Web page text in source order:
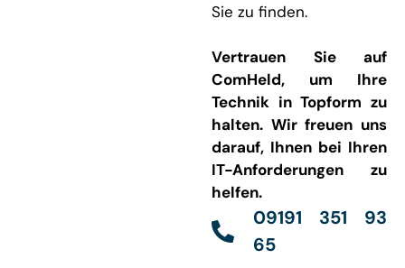
Sie zu finden.
Vertrauen Sie auf
ComHeld, um Ihre
Technik in Topform zu
halten. Wir freuen uns
darauf, Ihnen bei Ihren
IT-Anforderungen zu
helfen.
09191 351 93
65